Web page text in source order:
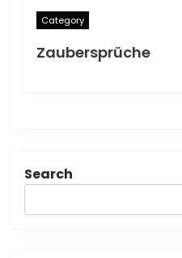
Category
Zaubersprüche
Search